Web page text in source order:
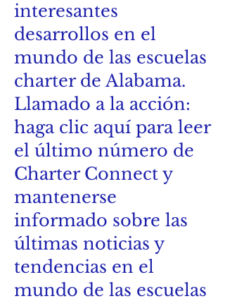
interesantes
desarrollos en el
mundo de las escuelas
charter de Alabama.
Llamado a la acción:
haga clic aquí para leer
el último número de
Charter Connect y
mantenerse
informado sobre las
últimas noticias y
tendencias en el
mundo de las escuelas